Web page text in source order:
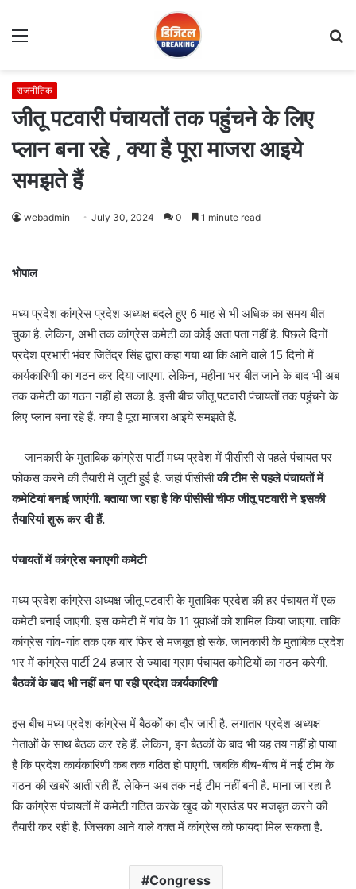
Menu
राजनीतिक
जीतू पटवारी पंचायतों तक पहुंचने के लिए
प्लान बना रहे , क्या है पूरा माजरा आइये
समझते हैं
webadmin July 30, 2024 0 1 minute read
भोपाल
मध्य प्रदेश कांग्रेस प्रदेश अध्यक्ष बदले हुए 6 माह से भी अधिक का समय बीत
चुका है. लेकिन, अभी तक कांग्रेस कमेटी का कोई अता पता नहीं है. पिछले दिनों
प्रदेश प्रभारी भंवर जितेंद्र सिंह द्वारा कहा गया था कि आने वाले 15 दिनों में
कार्यकारिणी का गठन कर दिया जाएगा. लेकिन, महीना भर बीत जाने के बाद भी अब
तक कमेटी का गठन नहीं हो सका है. इसी बीच जीतू पटवारी पंचायतों तक पहुंचने के
लिए प्लान बना रहे हैं. क्या है पूरा माजरा आइये समझते हैं.
जानकारी के मुताबिक कांग्रेस पार्टी मध्य प्रदेश में पीसीसी से पहले पंचायत पर
फोकस करने की तैयारी में जुटी हुई है. जहां पीसीसीकी टीम से पहले पंचायतों में
कमेटियां बनाई जाएंगी. बताया जा रहा है कि पीसीसी चीफ जीतू पटवारी ने इसकी
तैयारियां शुरू कर दी हैं.
पंचायतों में कांग्रेस बनाएगी कमेटी
मध्य प्रदेश कांग्रेस अध्यक्ष जीतू पटवारी के मुताबिक प्रदेश की हर पंचायत में एक
कमेटी बनाई जाएगी. इस कमेटी में गांव के 11 युवाओं को शामिल किया जाएगा. ताकि
कांग्रेस गांव-गांव तक एक बार फिर से मजबूत हो सके. जानकारी के मुताबिक प्रदेश
भर में कांग्रेस पार्टी 24 हजार से ज्यादा ग्राम पंचायत कमेटियों का गठन करेगी.
बैठकों के बाद भी नहीं बन पा रही प्रदेश कार्यकारिणी
इस बीच मध्य प्रदेश कांग्रेस में बैठकों का दौर जारी है. लगातार प्रदेश अध्यक्ष
नेताओं के साथ बैठक कर रहे हैं. लेकिन, इन बैठकों के बाद भी यह तय नहीं हो पाया
है कि प्रदेश कार्यकारिणी कब तक गठित हो पाएगी. जबकि बीच-बीच में नई टीम के
गठन की खबरें आती रही हैं. लेकिन अब तक नई टीम नहीं बनी है. माना जा रहा है
कि कांग्रेस पंचायतों में कमेटी गठित करके खुद को ग्राउंड पर मजबूत करने की
तैयारी कर रही है. जिसका आने वाले वक्त में कांग्रेस को फायदा मिल सकता है.
Congress